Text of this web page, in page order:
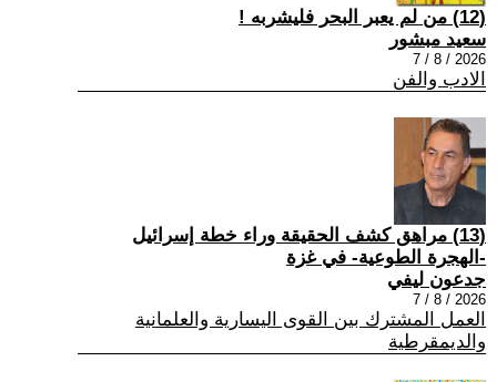
(12) من لم يعبر البحر فليشربه !
سعيد مبشور
2026 / 8 / 7
الادب والفن
(13) مراهق كشف الحقيقة وراء خطة إسرائيل
-الهجرة الطوعية- في غزة
جدعون ليفي
2026 / 8 / 7
العمل المشترك بين القوى اليسارية والعلمانية
والديمقرطية